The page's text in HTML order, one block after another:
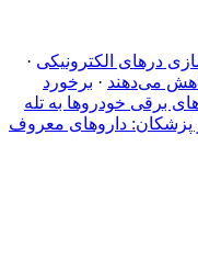
درهای الکترونیکی ·
می‌دهند · برخورد
برقی خودروها به تله
داروهای معروف